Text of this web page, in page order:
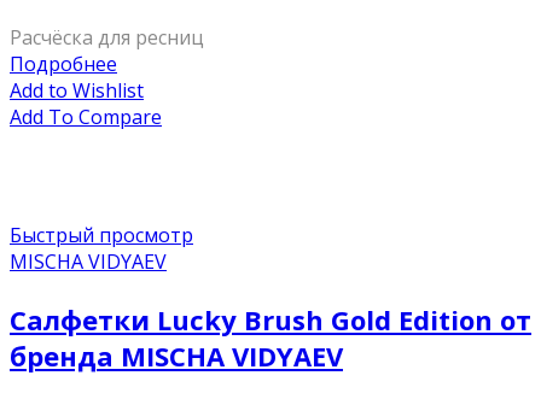
Расчёска для ресниц
Подробнее
Add to Wishlist
Add To Compare
Быстрый просмотр
MISCHA VIDYAEV
Салфетки Lucky Brush Gold Edition от
бренда MISCHA VIDYAEV